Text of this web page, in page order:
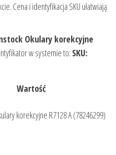
Cena i identyfikacja SKU ułatwiają
Okulary korekcyjne
w systemie to: SKU:
Wartość
korekcyjne R7128 A (78246299)